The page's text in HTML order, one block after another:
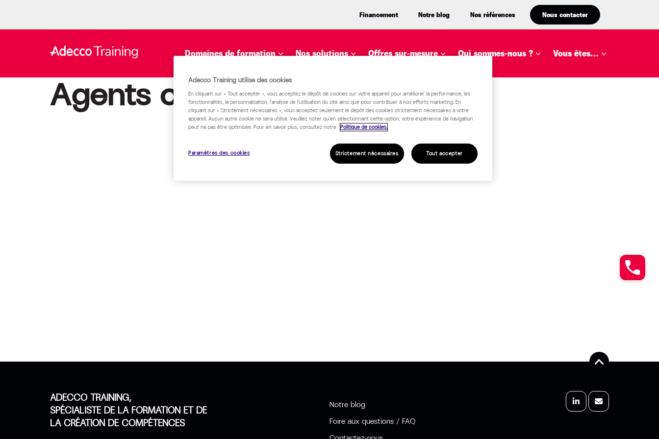
Financement Notre blog Nos références Nous contacter
Domaines de formation Nos solutions Offres sur-mesure Qui sommes-nous ? Vous êtes…
Agents cadres territoriaux
ADECCO TRAINING,
SPÉCIALISTE DE LA FORMATION ET DE
LA CRÉATION DE COMPÉTENCES
Notre blog
Foire aux questions / FAQ
Adecco Training utilise des cookies
En cliquant sur « Tout accepter », vous acceptez le dépôt de cookies sur votre appareil pour améliorer la performance, les
fonctionnalités, la personnalisation, l'analyse de l'utilisation du site ainsi que pour contribuer à nos efforts marketing. En
cliquant sur « Strictement nécessaires », vous acceptez seulement le dépôt des cookies strictement nécessaires à votre
appareil. Aucun autre cookie ne sera utilisé. Veuillez noter qu'en sélectionnant cette option, votre expérience de navigation
peut ne pas être optimisée. Pour en savoir plus, consultez notre Politique de cookies.
Paramètres des cookies Strictement nécessaires Tout accepter